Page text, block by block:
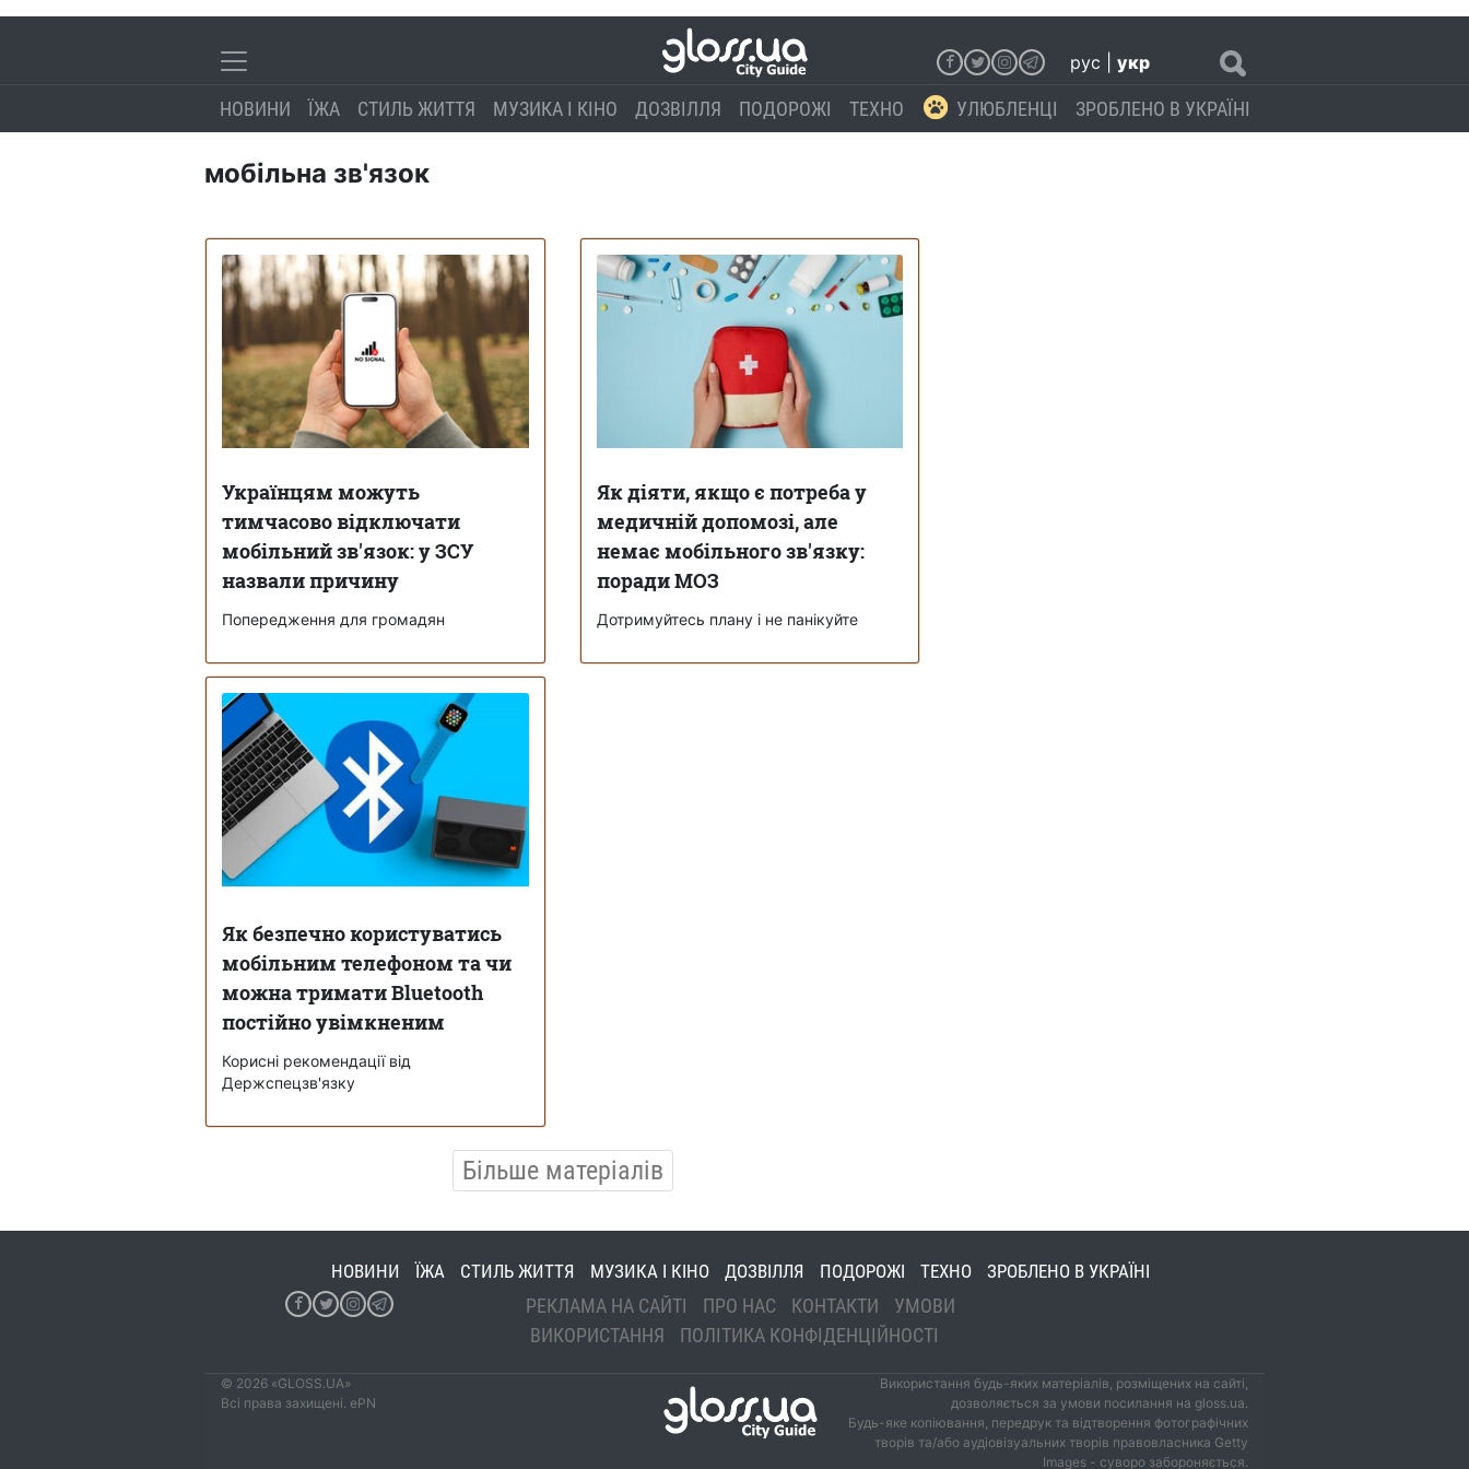
рус укр
НОВИНИ ЇЖА СТИЛЬ ЖИТТЯ МУЗИКА І КІНО ДОЗВІЛЛЯ ПОДОРОЖІ ТЕХНО УЛЮБЛЕНЦІ ЗРОБЛЕНО В УКРАЇНІ
мобільна зв'язок
Українцям можуть
тимчасово відключати
мобільний зв'язок: у ЗСУ
назвали причину
Попередження для громадян
Як діяти, якщо є потреба у
медичній допомозі, але
немає мобільного зв'язку:
поради МОЗ
Дотримуйтесь плану і не панікуйте
Як безпечно користуватись
мобільним телефоном та чи
можна тримати Bluetooth
постійно увімкненим
Корисні рекомендації від
Держспецзв'язку
Більше матеріалів
НОВИНИ ЇЖА СТИЛЬ ЖИТТЯ МУЗИКА І КІНО ДОЗВІЛЛЯ ПОДОРОЖІ ТЕХНО ЗРОБЛЕНО В УКРАЇНІ
РЕКЛАМА НА САЙТІ ПРО НАС КОНТАКТИ
УМОВИ
ВИКОРИСТАННЯ
ПОЛІТИКА КОНФІДЕНЦІЙНОСТІ
© 2026 «GLOSS.UA»
Всі права захищені. ePN
Використання будь-яких матеріалів, розміщених на сайті,
дозволяється за умови посилання на gloss.ua.
Будь-яке копіювання, передрук та відтворення фотографічних
творів та/або аудіовізуальних творів правовласника Getty
Images - суворо забороняється.